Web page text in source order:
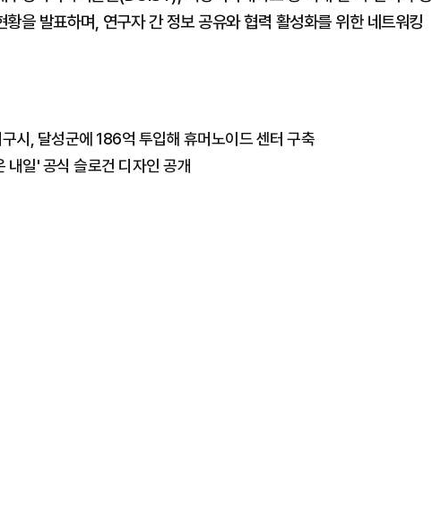
을 발표하며, 연구자 간 정보 공유와 협력 활성화를 위한 네트워킹
시, 달성군에 186억 투입해 휴머노이드 센터 구축
일' 공식 슬로건 디자인 공개